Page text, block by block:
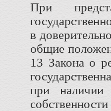
При
в
общие
13 Закона о
при наличии